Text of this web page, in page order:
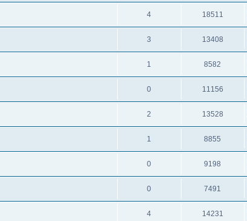
4 18511
3 13408
1 8582
0 11156
2 13528
1 8855
0 9198
0 7491
4 14231